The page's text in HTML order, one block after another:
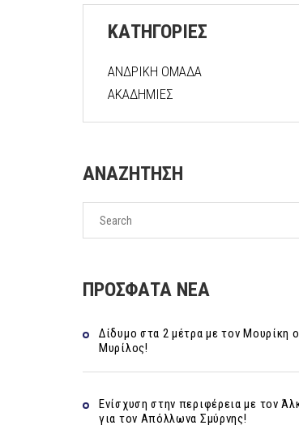
ΚΑΤΗΓΟΡΙΕΣ
ΑΝΔΡΙΚΗ ΟΜΑΔΑ
ΑΚΑΔΗΜΙΕΣ
ΑΝΑΖΗΤΗΣΗ
ΠΡΟΣΦΑΤΑ ΝΕΑ
Δίδυμο στα 2 μέτρα με τον Μουρίκη
Μυρίλος!
Ενίσχυση στην περιφέρεια με τον
για τον Απόλλωνα Σμύρνης!